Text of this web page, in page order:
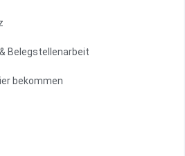
Belegstellenarbeit
bekommen